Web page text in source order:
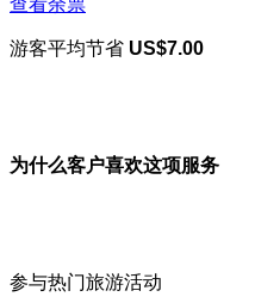
游客平均节省 US$7.00
为什么客户喜欢这项服务
参与热门旅游活动